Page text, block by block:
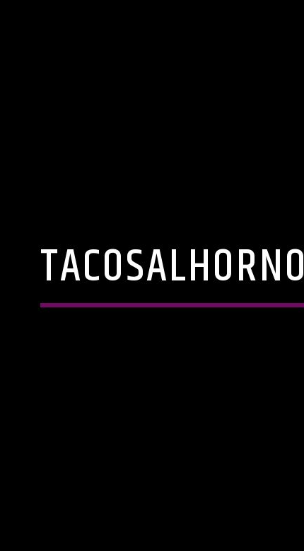
TACOSALHORNO